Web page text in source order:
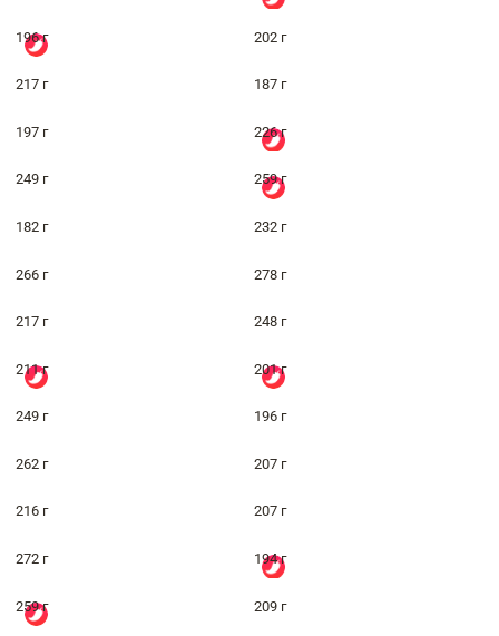
196 г 202 г
217 г 187 г
197 г 226 г
249 г 259 г
182 г 232 г
266 г 278 г
217 г 248 г
211 г 201 г
249 г 196 г
262 г 207 г
216 г 207 г
272 г 194 г
259 г 209 г